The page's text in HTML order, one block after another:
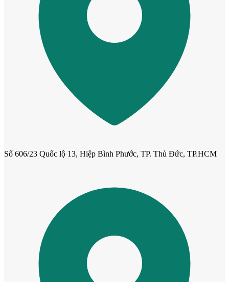
Cửa Nhựa Gỗ Sungyu Đài Loan
Cửa Nhựa Hàn Quốc
Số 606/23 Quốc lộ 13, Hiệp Bình Phước, TP. Thủ Đức, TP.HCM